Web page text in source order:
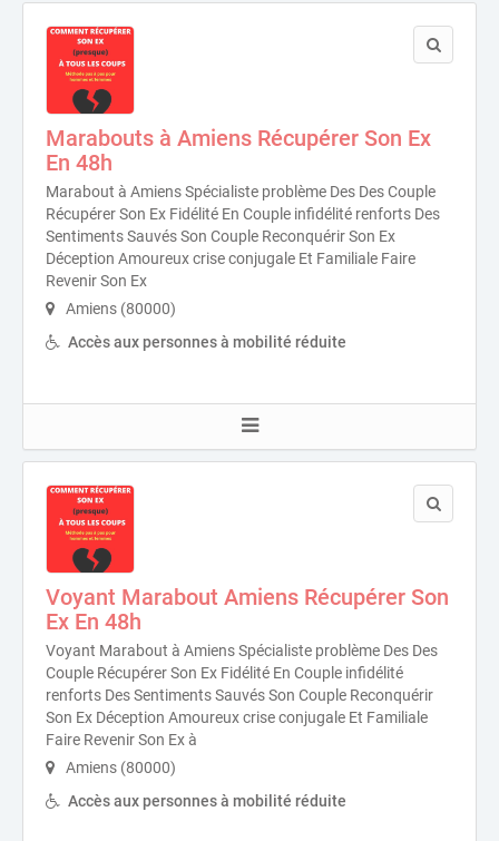
Marabouts à Amiens Récupérer Son Ex
En 48h
Marabout à Amiens Spécialiste problème Des Des Couple
Récupérer Son Ex Fidélité En Couple infidélité renforts Des
Sentiments Sauvés Son Couple Reconquérir Son Ex
Déception Amoureux crise conjugale Et Familiale Faire
Revenir Son Ex
Amiens (80000)
Accès aux personnes à mobilité réduite
Voyant Marabout Amiens Récupérer Son
Ex En 48h
Voyant Marabout à Amiens Spécialiste problème Des Des
Couple Récupérer Son Ex Fidélité En Couple infidélité
renforts Des Sentiments Sauvés Son Couple Reconquérir
Son Ex Déception Amoureux crise conjugale Et Familiale
Faire Revenir Son Ex à
Amiens (80000)
Accès aux personnes à mobilité réduite